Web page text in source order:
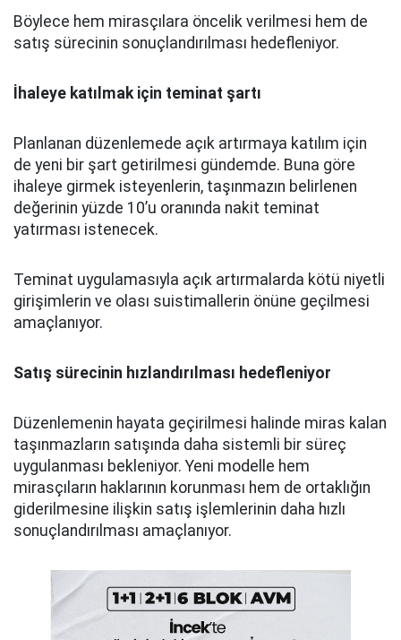
Böylece hem mirasçılara öncelik verilmesi hem de
satış sürecinin sonuçlandırılması hedefleniyor.
İhaleye katılmak için teminat şartı
Planlanan düzenlemede açık artırmaya katılım için
de yeni bir şart getirilmesi gündemde. Buna göre
ihaleye girmek isteyenlerin, taşınmazın belirlenen
değerinin yüzde 10’u oranında nakit teminat
yatırması istenecek.
Teminat uygulamasıyla açık artırmalarda kötü niyetli
girişimlerin ve olası suistimallerin önüne geçilmesi
amaçlanıyor.
Satış sürecinin hızlandırılması hedefleniyor
Düzenlemenin hayata geçirilmesi halinde miras kalan
taşınmazların satışında daha sistemli bir süreç
uygulanması bekleniyor. Yeni modelle hem
mirasçıların haklarının korunması hem de ortaklığın
giderilmesine ilişkin satış işlemlerinin daha hızlı
sonuçlandırılması amaçlanıyor.